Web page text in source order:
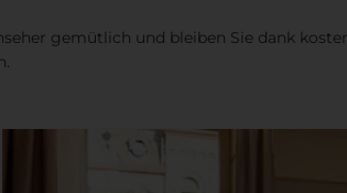
gemütlich und bleiben Sie dank